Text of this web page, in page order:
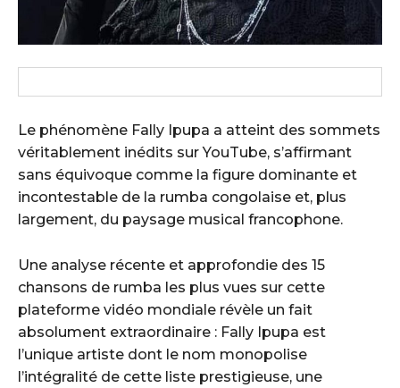
Le phénomène Fally Ipupa a atteint des sommets
véritablement inédits sur YouTube, s’affirmant
sans équivoque comme la figure dominante et
incontestable de la rumba congolaise et, plus
largement, du paysage musical francophone.
Une analyse récente et approfondie des 15
chansons de rumba les plus vues sur cette
plateforme vidéo mondiale révèle un fait
absolument extraordinaire : Fally Ipupa est
l’unique artiste dont le nom monopolise
l’intégralité de cette liste prestigieuse, une